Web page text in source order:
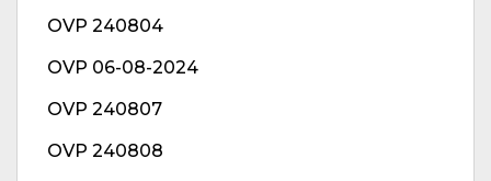
OVP 240804
OVP 06-08-2024
OVP 240807
OVP 240808